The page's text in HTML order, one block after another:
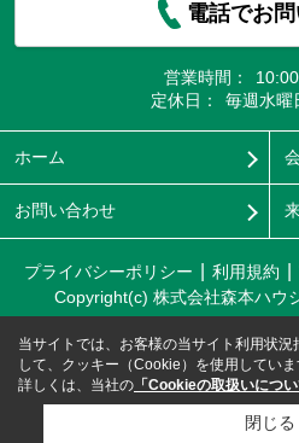
電話でお
営業時間：
定休日：
毎週水
ホーム
お問い合わせ
プライバシーポリシー 利用規約
Copyright(c) 株式会社森本ハウ
当サイトでは、お客様の当サイト利用状
して、クッキー（Cookie）を使用していま
詳しくは、当社の 「Cookieの取扱いについ
閉じる